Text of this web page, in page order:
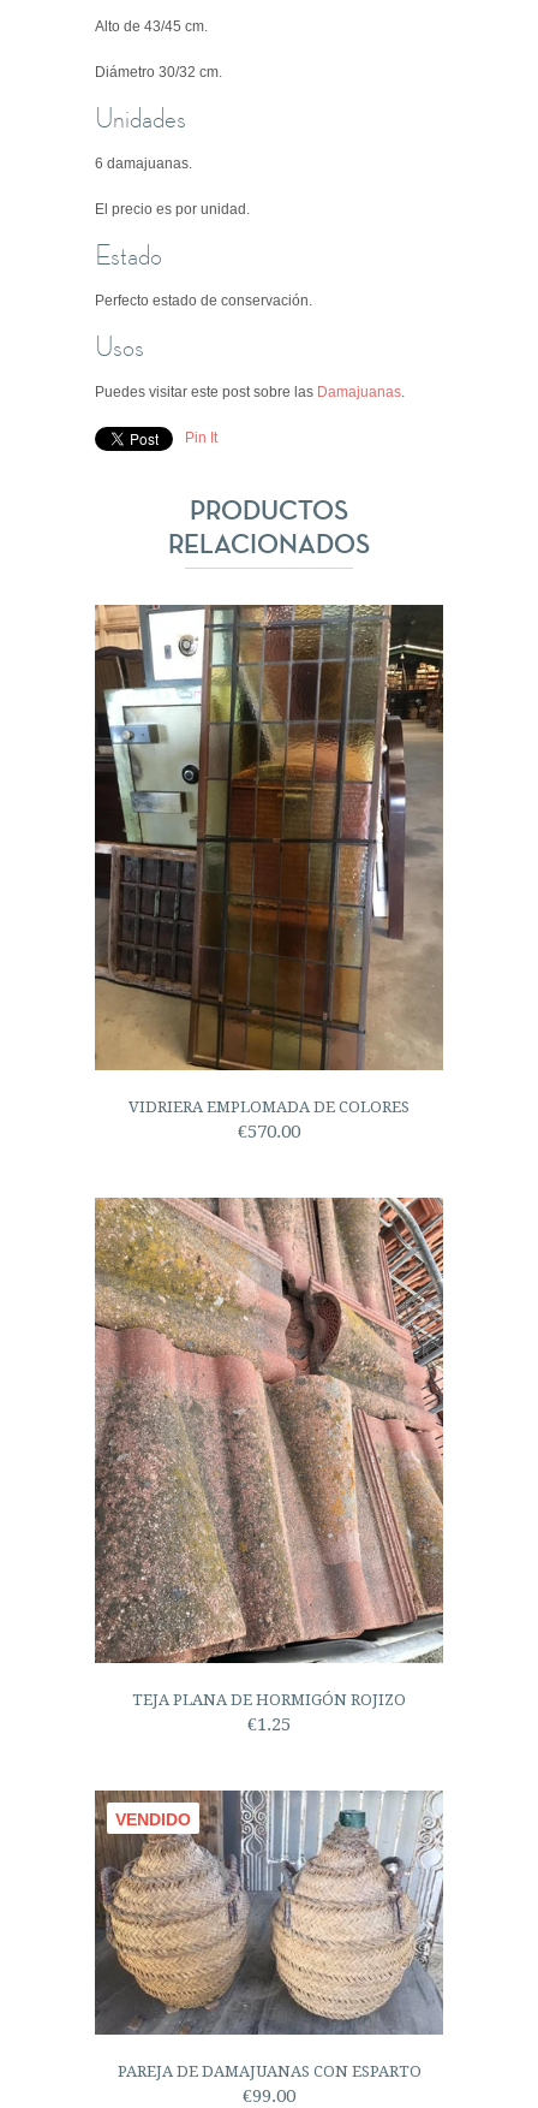
Alto de 43/45 cm.
Diámetro 30/32 cm.
Unidades
6 damajuanas.
El precio es por unidad.
Estado
Perfecto estado de conservación.
Usos
Puedes visitar este post sobre las Damajuanas.
Pin It
PRODUCTOS
RELACIONADOS
VIDRIERA EMPLOMADA DE COLORES
€570.00
TEJA PLANA DE HORMIGÓN ROJIZO
€1.25
VENDIDO
PAREJA DE DAMAJUANAS CON ESPARTO
€99.00